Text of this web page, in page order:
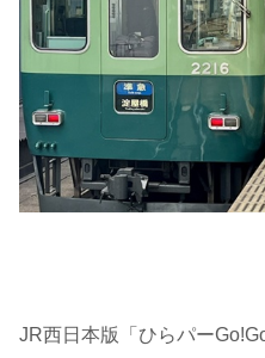
JR西日本版「ひらパー